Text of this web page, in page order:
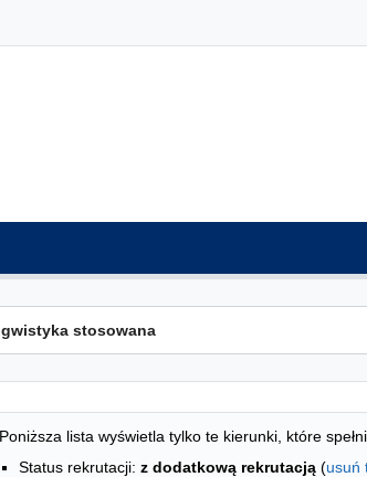
kierunków - indeks
Poniższa lista wyświetla tylko te kierunki, które
Status rekrutacji: z dodatkową rekrutacją (usuń